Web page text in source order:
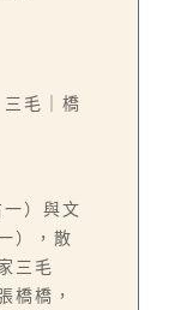
毛｜橋
）與文
），散
三毛
橋橋，